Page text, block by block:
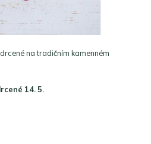
na tradičním kamenném
14. 5.